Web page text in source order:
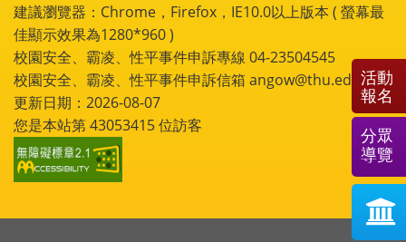
建議瀏覽器：Chrome，Firefox，IE10.0以上版本 ( 螢幕最
佳顯示效果為1280*960 )
校園安全、霸凌、性平事件申訴專線 04-23504545
校園安全、霸凌、性平事件申訴信箱 angow@thu.edu.tw
更新日期：2026-08-07
您是本站第43053415位訪客
活動
報名
分眾
導覽